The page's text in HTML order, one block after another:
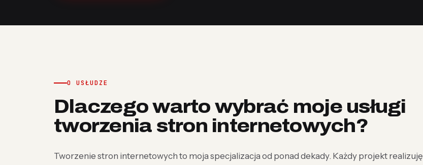
O USŁUDZE
Dlaczego warto wybrać moje usługi
tworzenia stron internetowych?
Tworzenie stron internetowych to moja specjalizacja od ponad dekady. Każdy projekt realizuję